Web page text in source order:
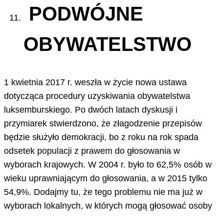
PODWÓJNE
OBYWATELSTWO
1 kwietnia 2017 r. weszła w życie nowa ustawa
dotycząca procedury uzyskiwania obywatelstwa
luksemburskiego. Po dwóch latach dyskusji i
przymiarek stwierdzono, że złagodzenie przepisów
będzie służyło demokracji, bo z roku na rok spada
odsetek populacji z prawem do głosowania w
wyborach krajowych. W 2004 r. było to 62,5% osób w
wieku uprawniającym do głosowania, a w 2015 tylko
54,9%. Dodajmy tu, że tego problemu nie ma już w
wyborach lokalnych, w których mogą głosować osoby